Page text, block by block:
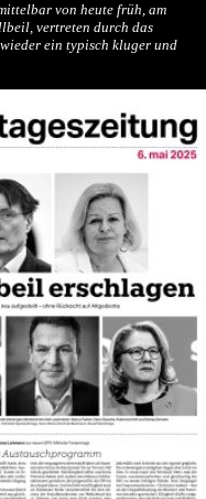
von heute früh, am
vertreten durch das
ein typisch kluger und